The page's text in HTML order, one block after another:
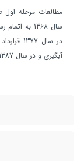
آبگيري و در سال 1387 تونل انتقال آب به بهره‌برداري رسيده است.